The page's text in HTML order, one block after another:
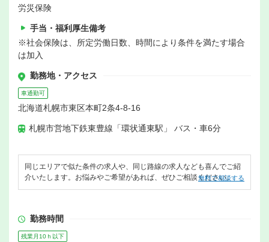
労災保険
手当・福利厚生備考
※社会保険は、所定労働日数、時間により条件を満たす場合
は加入
勤務地・アクセス
車通勤可
北海道札幌市東区本町2条4-8-16
札幌市営地下鉄東豊線「環状通東駅」 バス・車6分
同じエリアで似た条件の求人や、同じ路線の求人なども喜んでご紹
介いたします。お悩みやご希望があれば、ぜひご相談ください。
無料で相談する
勤務時間
残業月10ｈ以下